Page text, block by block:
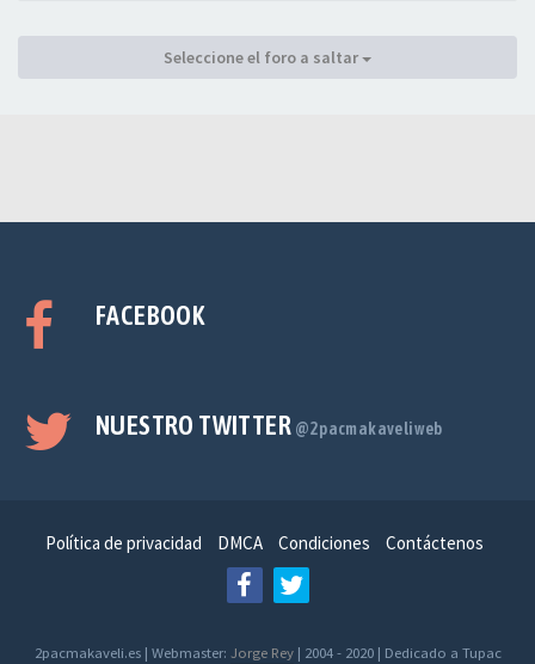
Seleccione el foro a saltar
FACEBOOK
NUESTRO TWITTER @2pacmakaveliweb
Política de privacidad DMCA Condiciones Contáctenos
2pacmakaveli.es | Webmaster: Jorge Rey| 2004 - 2020 | Dedicado a Tupac